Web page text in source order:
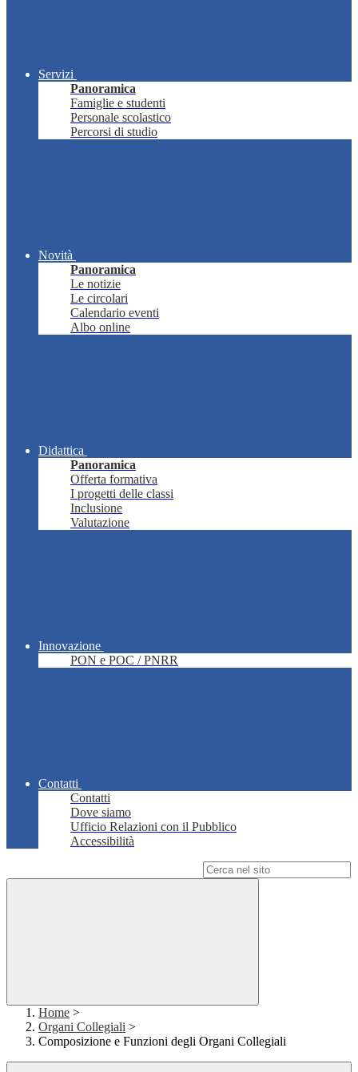
Servizi
Panoramica
Famiglie e studenti
Personale scolastico
Percorsi di studio
Novità
Panoramica
Le notizie
Le circolari
Calendario eventi
Albo online
Didattica
Panoramica
Offerta formativa
I progetti delle classi
Inclusione
Valutazione
Innovazione
PON e POC / PNRR
Contatti
Contatti
Dove siamo
Ufficio Relazioni con il Pubblico
Accessibilità
Home >
Organi Collegiali >
Composizione e Funzioni degli Organi Collegiali